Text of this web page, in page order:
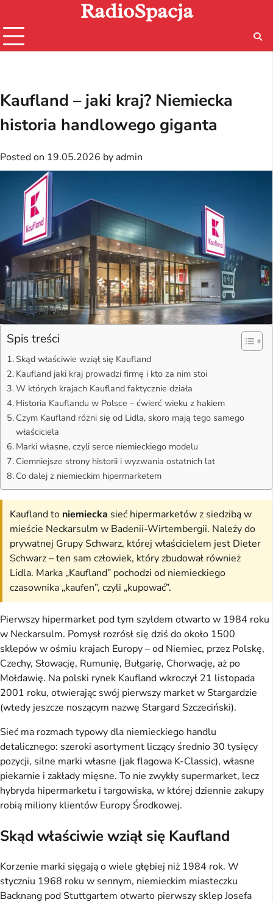
content
RadioSpacja
Kaufland – jaki kraj? Niemiecka
historia handlowego giganta
Posted on 19.05.2026 by admin
Spis treści
Skąd właściwie wziął się Kaufland
Kaufland jaki kraj prowadzi firmę i kto za nim stoi
W których krajach Kaufland faktycznie działa
Historia Kauflandu w Polsce – ćwierć wieku z hakiem
Czym Kaufland różni się od Lidla, skoro mają tego samego
właściciela
Marki własne, czyli serce niemieckiego modelu
Ciemniejsze strony historii i wyzwania ostatnich lat
Co dalej z niemieckim hipermarketem
Kaufland to niemiecka sieć hipermarketów z siedzibą w
mieście Neckarsulm w Badenii-Wirtembergii. Należy do
prywatnej Grupy Schwarz, której właścicielem jest Dieter
Schwarz – ten sam człowiek, który zbudował również
Lidla. Marka „Kaufland” pochodzi od niemieckiego
czasownika „kaufen”, czyli „kupować”.
Pierwszy hipermarket pod tym szyldem otwarto w 1984 roku
w Neckarsulm. Pomysł rozrósł się dziś do około 1500
sklepów w ośmiu krajach Europy – od Niemiec, przez Polskę,
Czechy, Słowację, Rumunię, Bułgarię, Chorwację, aż po
Mołdawię. Na polski rynek Kaufland wkroczył 21 listopada
2001 roku, otwierając swój pierwszy market w Stargardzie
(wtedy jeszcze noszącym nazwę Stargard Szczeciński).
Sieć ma rozmach typowy dla niemieckiego handlu
detalicznego: szeroki asortyment liczący średnio 30 tysięcy
pozycji, silne marki własne (jak flagowa K-Classic), własne
piekarnie i zakłady mięsne. To nie zwykły supermarket, lecz
hybryda hipermarketu i targowiska, w której dziennie zakupy
robią miliony klientów Europy Środkowej.
Skąd właściwie wziął się Kaufland
Korzenie marki sięgają o wiele głębiej niż 1984 rok. W
styczniu 1968 roku w sennym, niemieckim miasteczku
Backnang pod Stuttgartem otwarto pierwszy sklep Josefa